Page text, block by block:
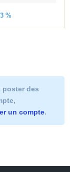
%
poster des
un compte.